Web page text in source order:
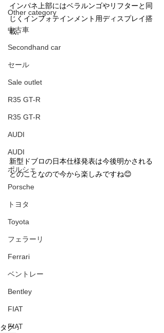
Other category
中古車
Secondhand car
セール
Sale outlet
R35 GT-R
R35 GT-R
AUDI
AUDI
ポルシェ
Porsche
トヨタ
Toyota
フェラーリ
Ferrari
ベントレー
Bentley
FIAT
FIAT
インパネ上部にはベラルンゴやリフターと同
じくインフォテインメント用ディスプレイ搭
載。
新型ドブロの日本仕様発表は今後明かされる
とのことなので今から楽しみですね😊
タグ：